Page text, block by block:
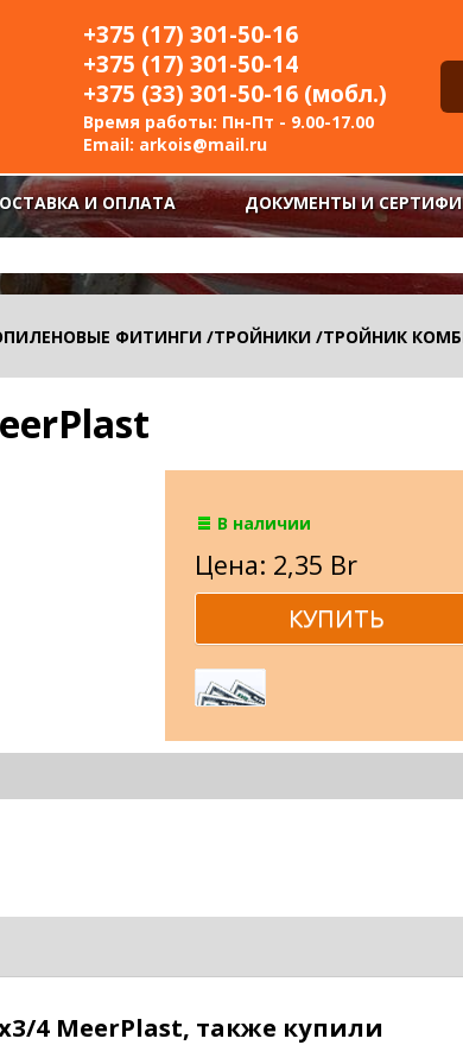
+375 (17) 301-50-16
+375 (17) 301-50-14
+375 (33) 301-50-16 (мобл.)
Время работы: Пн-Пт - 9.00-17.00
Email: arkois@mail.ru
И ОПЛАТА ДОКУМЕНТЫ И
ФИТИНГИ /ТРОЙНИКИ /ТРОЙНИК
В наличии
Цена: 2,35 Br
4 MeerPlast, также купили